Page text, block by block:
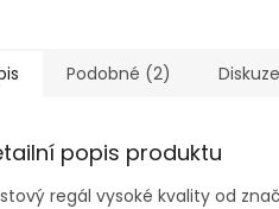
Podobné (2) Diskuze
popis produktu
regál vysoké kvality od